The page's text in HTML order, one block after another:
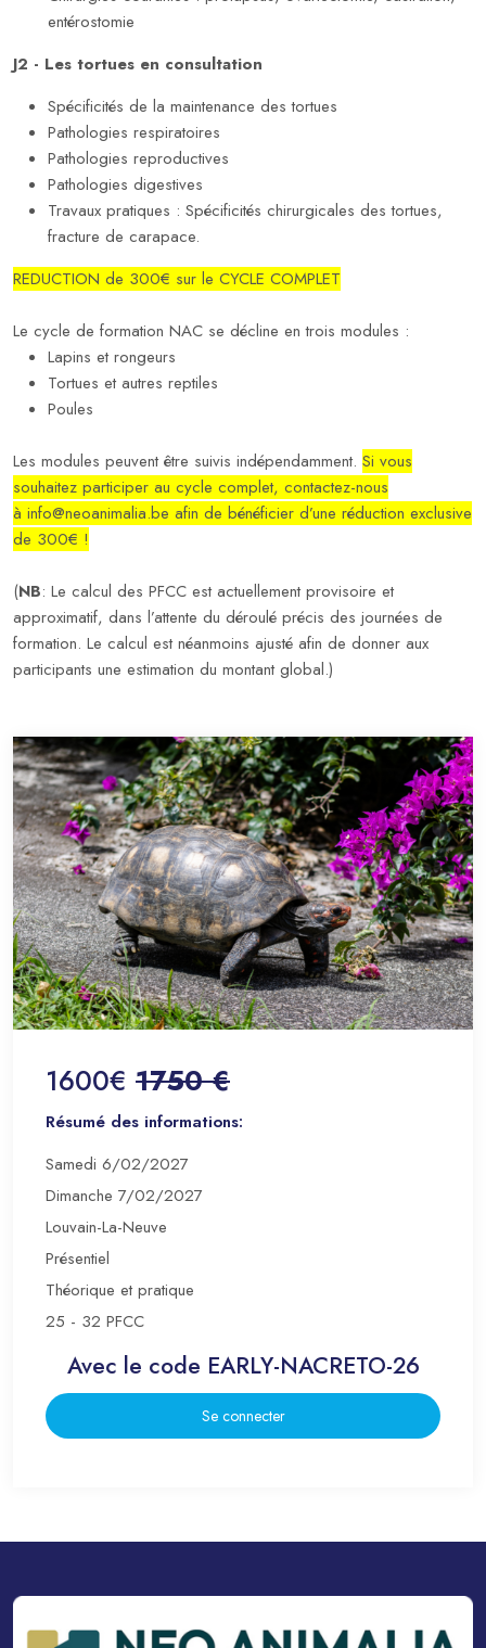
entérostomie
J2 - Les tortues en consultation
Spécificités de la maintenance des tortues
Pathologies respiratoires
Pathologies reproductives
Pathologies digestives
Travaux pratiques : Spécificités chirurgicales des tortues,
fracture de carapace.
REDUCTION de 300€ sur le CYCLE COMPLET
Le cycle de formation NAC se décline en trois modules :
Lapins et rongeurs
Tortues et autres reptiles
Poules
Les modules peuvent être suivis indépendamment. Si vous
souhaitez participer au cycle complet, contactez-nous
à info@neoanimalia.be afin de bénéficier d’une réduction exclusive
de 300€ !
(NB: Le calcul des PFCC est actuellement provisoire et
approximatif, dans l’attente du déroulé précis des journées de
formation. Le calcul est néanmoins ajusté afin de donner aux
participants une estimation du montant global.)
1600€ 1750 €
Résumé des informations:
Samedi 6/02/2027
Dimanche 7/02/2027
Louvain-La-Neuve
Présentiel
Théorique et pratique
25 - 32 PFCC
Avec le code EARLY-NACRETO-26
Se connecter